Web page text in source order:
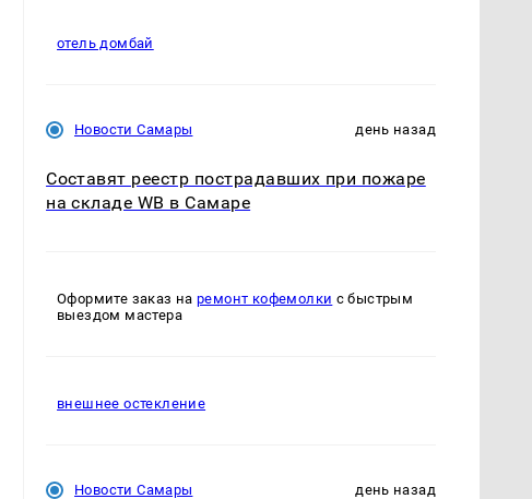
отель домбай
Новости Самары день назад
Составят реестр пострадавших при пожаре
на складе WB в Самаре
Оформите заказ наремонт кофемолки с быстрым
выездом мастера
внешнее остекление
Новости Самары день назад